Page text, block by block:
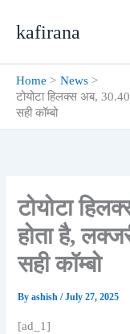
kafirana
Home
News
टोयोटा हिलक्स अब,
सही कॉम्बो
टोयोटा
होता है,
सही कॉम्बो
Byashish/July 27, 2025
[ad_1]